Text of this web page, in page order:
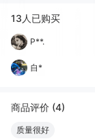
13人已购买
徐*文
P**.
自*
商品评价 (4)
质量很好